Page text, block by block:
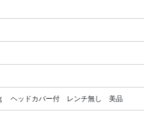
ヘッドカバー付 レンチ無し 美品